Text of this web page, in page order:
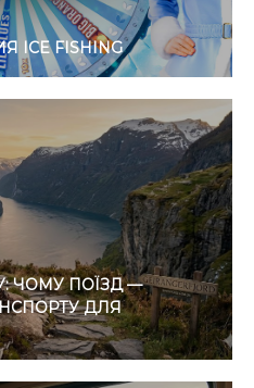
ICE FISHING
ЧОМУ ПОЇЗД —
ДЛЯ